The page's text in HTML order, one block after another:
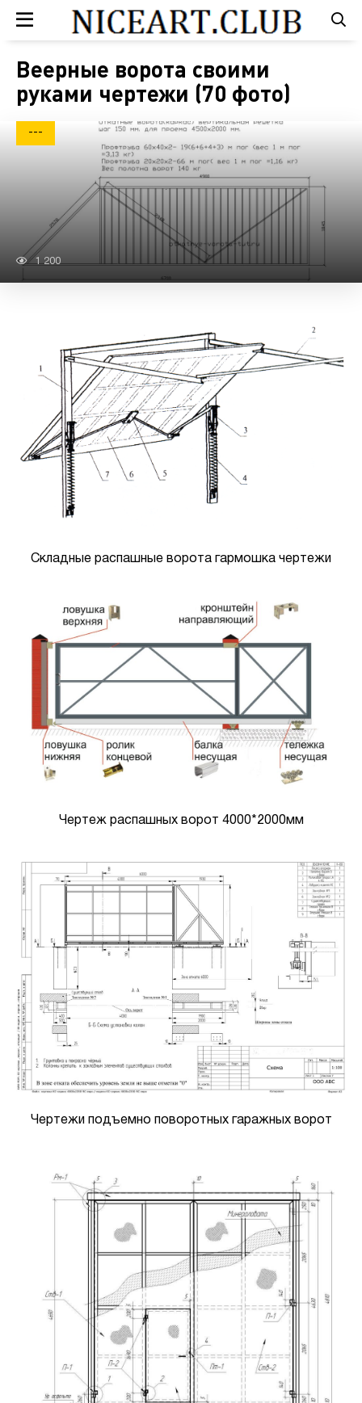
Веерные ворота своими
руками чертежи (70 фото)
---
1 200
Складные распашные ворота гармошка чертежи
Чертеж распашных ворот 4000*2000мм
Чертежи подъемно поворотных гаражных ворот